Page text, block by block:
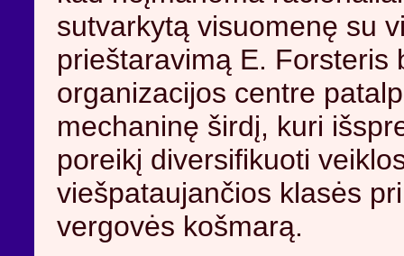
sutvarkytą visuomenę su
prieštaravimą E. Forsteris
organizacijos centre
mechaninę širdį, kuri
poreikį diversifikuoti
viešpataujančios klasės
vergovės košmarą.